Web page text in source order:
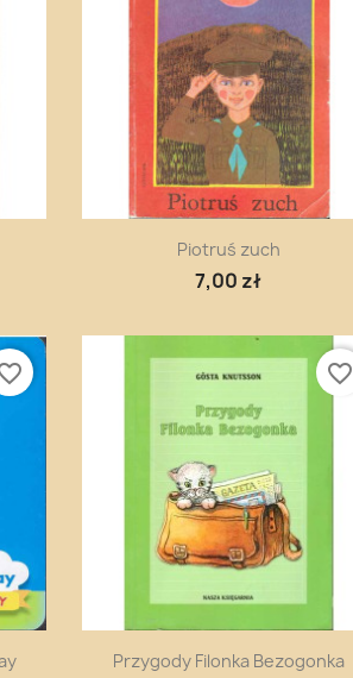
Szybki podgląd
Piotruś zuch
7,00 zł
Szybki podgląd
Przygody Filonka Bezogonka
favorite_border